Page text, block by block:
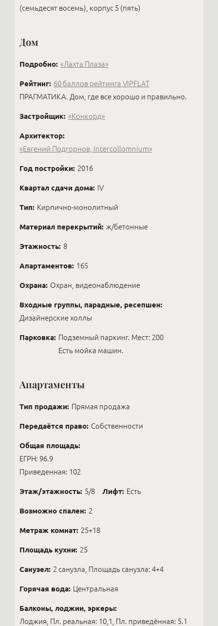
(семьдесят восемь), корпус 5 (пять)
Дом
Подробно: «Лахта Плаза»
Рейтинг: 60 баллов рейтинга VIPFLAT
ПРАГМАТИКА. Дом, где все хорошо и правильно.
Застройщик: «Конкорд»
Архитектор:
«Евгений Подгорнов, Intercollomnium»
Год постройки: 2016
Квартал сдачи дома: IV
Тип: Кирпично-монолитный
Материал перекрытий: ж/бетонные
Этажность: 8
Апартаментов: 165
Охрана: Охран, видеонаблюдение
Входные группы, парадные, ресепшен:
Дизайнерские холлы
Парковка: Подземный паркинг. Мест: 200
Есть мойка машин.
Апартаменты
Тип продажи: Прямая продажа
Передаётся право: Собственности
Общая площадь:
ЕГРН: 96.9
Приведенная: 102
Этаж/этажность: 5/8 Лифт: Есть
Возможно спален: 2
Метраж комнат: 25+18
Площадь кухни: 25
Санузел: 2 санузла, Площадь санузла: 4+4
Горячая вода: Центральная
Балконы, лоджии, эркеры:
Лоджия, Пл. реальная: 10,1, Пл. приведённая: 5.1